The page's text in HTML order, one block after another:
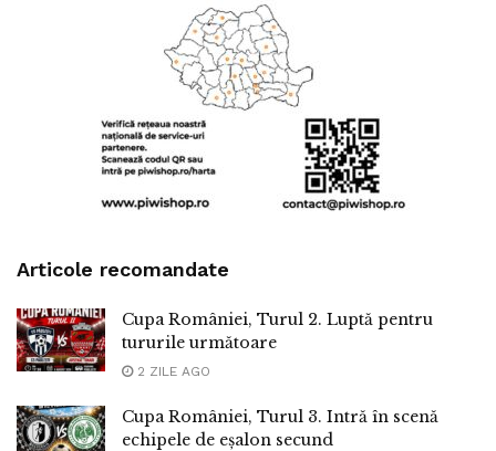
Articole recomandate
Cupa României, Turul 2. Luptă pentru
tururile următoare
2 ZILE AGO
Cupa României, Turul 3. Intră în scenă
echipele de eșalon secund